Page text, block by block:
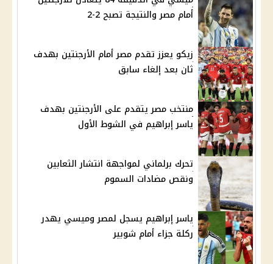
أمام مصر والنتيجة تصبح 2-2
زيكو يعزز تقدم مصر أمام الأرجنتين بهدف
ثان بعد إلغاء سابق
منتخب مصر يتقدم على الأرجنتين بهدف
ياسر إبراهيم في الشوط الأول
تحرك برلماني لمواجهة انتشار الثعابين
ونقص مضادات السموم
ياسر إبراهيم يسجل لمصر وميسي يهدر
ركلة جزاء أمام شوبير